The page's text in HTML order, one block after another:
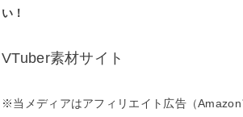
い！
VTuber素材サイト
※当メディアはアフィリエイト広告（Amazon